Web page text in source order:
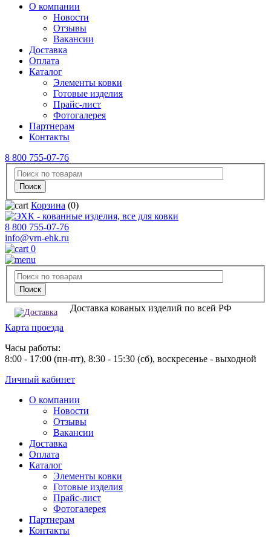
О компании
Новости
Отзывы
Вакансии
Доставка
Оплата
Каталог
Элементы ковки
Готовые изделия
Прайс-лист
Фотогалерея
Партнерам
Контакты
8 800 755-07-76
Корзина (0)
8 800 755-07-76
info@vrn-ehk.ru
0
Доставка кованых изделий по всей РФ
Карта проезда
Часы работы:
8:00 - 17:00 (пн-пт), 8:30 - 15:30 (сб), воскресенье - выходной
Личный кабинет
О компании
Новости
Отзывы
Вакансии
Доставка
Оплата
Каталог
Элементы ковки
Готовые изделия
Прайс-лист
Фотогалерея
Партнерам
Контакты